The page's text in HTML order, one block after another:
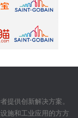
提供创新解决方案。
施和工业应用的方方